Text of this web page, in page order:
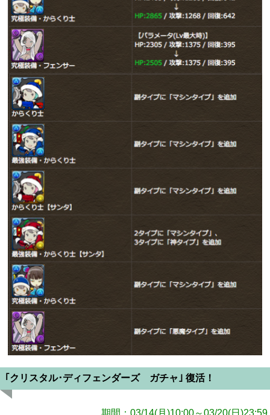
｢クリスタル･ディフェンダーズ ガチャ｣ 復活！
期間：03/14(月)10:00～03/20(日)23:59